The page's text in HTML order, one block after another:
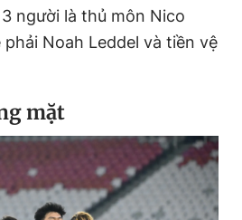
người là thủ môn Nico
phải Noah Leddel và tiền vệ
mặt